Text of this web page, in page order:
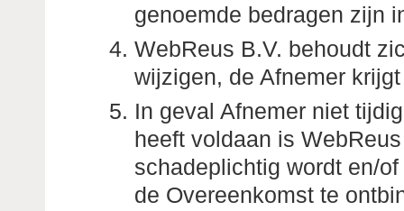
genoemde bedragen zijn
WebReus B.V. behoudt
wijzigen, de Afnemer
In geval Afnemer niet
heeft voldaan is
schadeplichtig wordt en/
de Overeenkomst te